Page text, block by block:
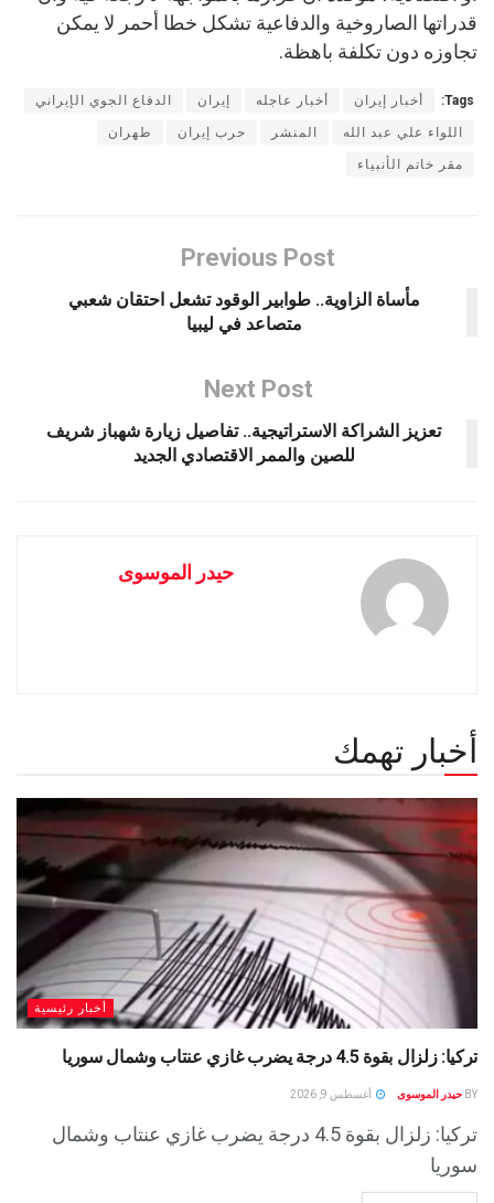
قدراتها الصاروخية والدفاعية تشكل خطا أحمر لا يمكن
تجاوزه دون تكلفة باهظة.
Tags: أخبار إيران أخبار عاجله إيران الدفاع الجوي الإيراني
اللواء علي عبد الله المنشر حرب إيران طهران
مقر خاتم الأنبياء
Previous Post
مأساة الزاوية.. طوابير الوقود تشعل احتقان شعبي
متصاعد في ليبيا
Next Post
تعزيز الشراكة الاستراتيجية.. تفاصيل زيارة شهباز شريف
للصين والممر الاقتصادي الجديد
حيدر الموسوى
أخبار تهمك
أخبار رئيسية
تركيا: زلزال بقوة 4.5 درجة يضرب غازي عنتاب وشمال سوريا
BY حيدر الموسوى أغسطس 9, 2026
تركيا: زلزال بقوة 4.5 درجة يضرب غازي عنتاب وشمال
سوريا